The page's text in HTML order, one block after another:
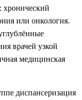
хронический
или онкология.
врачей узкой
медицинская
диспансеризация